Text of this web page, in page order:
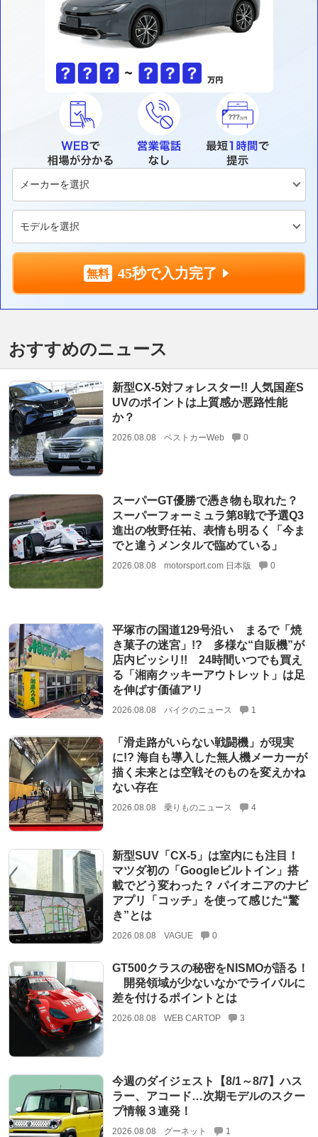
45秒で入力完了
おすすめのニュース
新型CX-5対フォレスター!! 人気国産S
UVのポイントは上質感か悪路性能
か？
2026.08.08 ベストカーWeb 0
スーパーGT優勝で憑き物も取れた？
スーパーフォーミュラ第8戦で予選Q3
進出の牧野任祐、表情も明るく「今ま
でと違うメンタルで臨めている」
2026.08.08 motorsport.com 日本版 0
平塚市の国道129号沿い まるで「焼
き菓子の迷宮」!? 多様な“自販機”が
店内ビッシリ!! 24時間いつでも買え
る「湘南クッキーアウトレット」は足
を伸ばす価値アリ
2026.08.08 バイクのニュース 1
「滑走路がいらない戦闘機」が現実
に!? 海自も導入した無人機メーカーが
描く未来とは空戦そのものを変えかね
ない存在
2026.08.08 乗りものニュース 4
新型SUV「CX-5」は室内にも注目！
マツダ初の「Googleビルトイン」搭
載でどう変わった？ パイオニアのナビ
アプリ「コッチ」を使って感じた“驚
き”とは
2026.08.08 VAGUE 0
GT500クラスの秘密をNISMOが語る！
開発領域が少ないなかでライバルに
差を付けるポイントとは
2026.08.08 WEB CARTOP 3
今週のダイジェスト【8/1～8/7】ハス
ラー、アコード…次期モデルのスクー
プ情報３連発！
2026.08.08 グーネット 1